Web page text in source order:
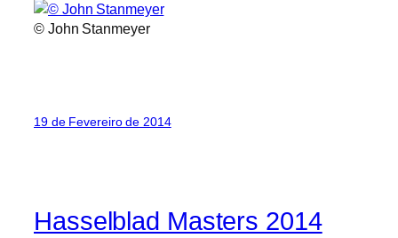
© John Stanmeyer
19 de Fevereiro de 2014
Hasselblad Masters 2014